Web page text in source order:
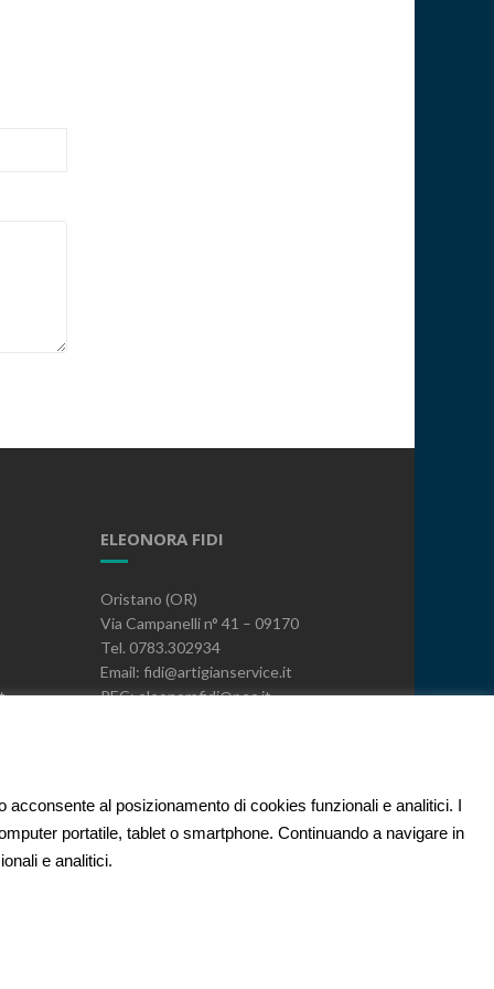
ELEONORA FIDI
Oristano (OR)
Via Campanelli n° 41 – 09170
Tel. 0783.302934
Email: fidi@artigianservice.it
PEC: eleonorafidi@pec.it
al posizionamento di cookies funzionali e analitici. I
portatile, tablet o smartphone. Continuando a navigare in
e analitici.